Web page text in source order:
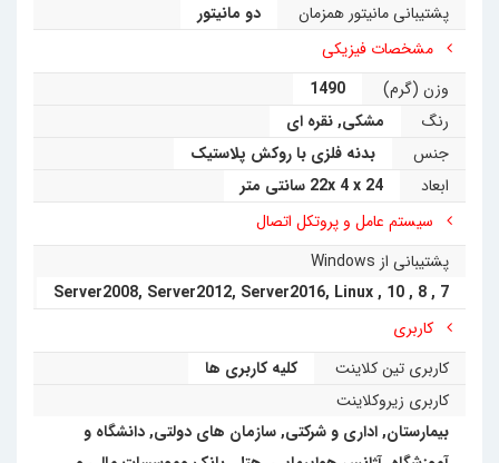
پشتیبانی مانیتور همزمان
دو مانیتور
مشخصات فیزیکی
وزن (گرم)
1490
رنگ
مشکی,نقره ای
جنس
بدنه فلزی با روکش پلاستیک
ابعاد
22x 4 x 24 سانتی متر
سیستم عامل و پروتکل اتصال
پشتیبانی از Windows
7
,
8
,
10
,
Server2008, Server2012, Server2016, Linux
کاربری
کاربری تین کلاینت
کلیه کاربری ها
کاربری زیروکلاینت
بیمارستان,اداری و شرکتی,سازمان های دولتی,دانشگاه و